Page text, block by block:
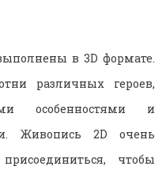
в 3D формате.
различных героев,
особенностями и
Живопись 2D очень
чтобы